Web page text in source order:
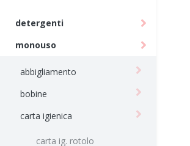
detergenti
monouso
abbigliamento
bobine
carta igienica
carta ig. rotolo